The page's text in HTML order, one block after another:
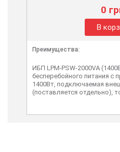
0
В
Преимущества:
ИБП LPM-PSW-2000VA
бесперебойного питания с
1400Вт, подключаемая
(поставляется отдельно),